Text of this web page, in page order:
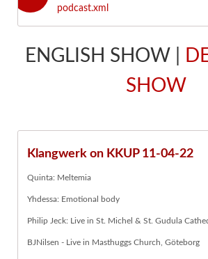
podcast.xml
ENGLISH SHOW |
SHOW
Klangwerk on KKUP 11-04-22
Quinta: Meltemia
Yhdessa: Emotional body
Philip Jeck: Live in St. Michel & St. Gudula
BJNilsen - Live in Masthuggs Church, Göteborg